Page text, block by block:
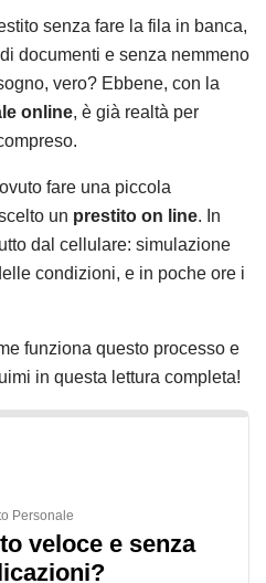
senza fare la fila in banca,
documenti e senza nemmeno
vero? Ebbene, con la
online, è già realtà per
fare una piccola
un prestito on line. In
dal cellulare: simulazione
condizioni, e in poche ore i
funziona questo processo e
in questa lettura completa!
Personale
veloce e senza